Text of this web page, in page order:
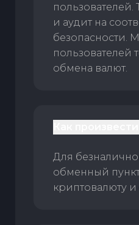
и аудит на
безопасности.
обмена валют.
Для
обменный
криптовалюту